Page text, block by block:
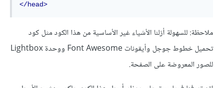
</head>
ملاحظة: للسهولة أزلنا الأشياء غير الأساسية من هذا الكود مثل كود
تحميل خطوط جوجل وأيقونات Font Awesome ووحدة Lightbox
للصور المعروضة على الصفحة.